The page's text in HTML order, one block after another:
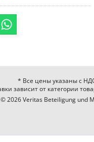
* Все цены указаны с
зависит от категории
© 2026 Veritas Beteiligung und